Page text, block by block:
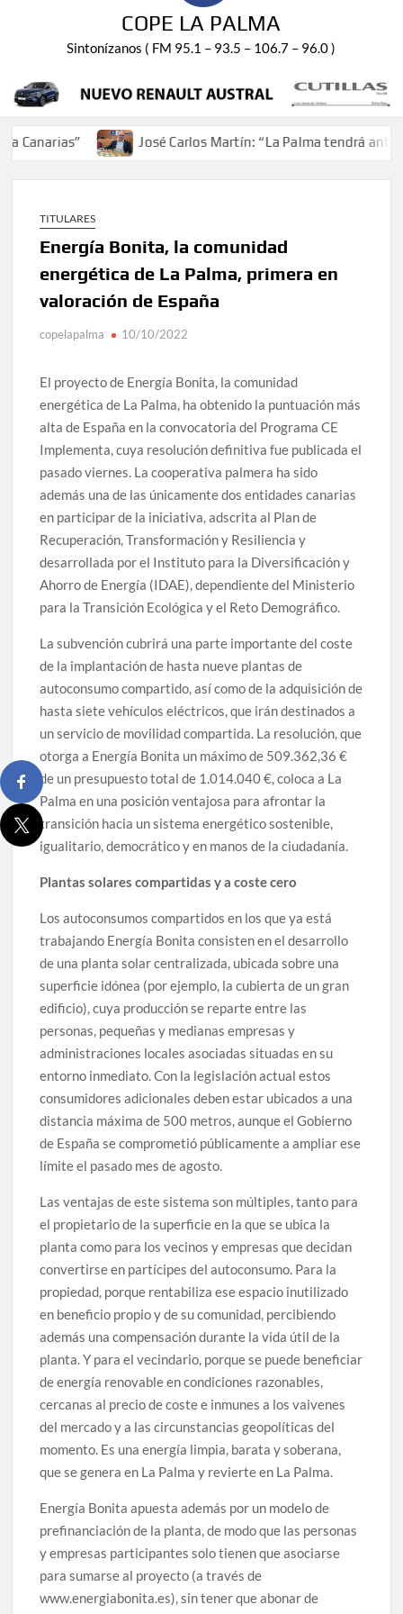
COPE LA PALMA
Sintonízanos ( FM 95.1 – 93.5 – 106.7 – 96.0 )
José Carlos Martín: “La Palma tendrá antes de
TITULARES
Energía Bonita, la comunidad
energética de La Palma, primera en
valoración de España
copelapalma 10/10/2022
El proyecto de Energía Bonita, la comunidad
energética de La Palma, ha obtenido la puntuación más
alta de España en la convocatoria del Programa CE
Implementa, cuya resolución definitiva fue publicada el
pasado viernes. La cooperativa palmera ha sido
además una de las únicamente dos entidades canarias
en participar de la iniciativa, adscrita al Plan de
Recuperación, Transformación y Resiliencia y
desarrollada por el Instituto para la Diversificación y
Ahorro de Energía (IDAE), dependiente del Ministerio
para la Transición Ecológica y el Reto Demográfico.
La subvención cubrirá una parte importante del coste
de la implantación de hasta nueve plantas de
autoconsumo compartido, así como de la adquisición de
hasta siete vehículos eléctricos, que irán destinados a
un servicio de movilidad compartida. La resolución, que
otorga a Energía Bonita un máximo de 509.362,36 €
de un presupuesto total de 1.014.040 €, coloca a La
Palma en una posición ventajosa para afrontar la
transición hacia un sistema energético sostenible,
igualitario, democrático y en manos de la ciudadanía.
Plantas solares compartidas y a coste cero
Los autoconsumos compartidos en los que ya está
trabajando Energía Bonita consisten en el desarrollo
de una planta solar centralizada, ubicada sobre una
superficie idónea (por ejemplo, la cubierta de un gran
edificio), cuya producción se reparte entre las
personas, pequeñas y medianas empresas y
administraciones locales asociadas situadas en su
entorno inmediato. Con la legislación actual estos
consumidores adicionales deben estar ubicados a una
distancia máxima de 500 metros, aunque el Gobierno
de España se comprometió públicamente a ampliar ese
límite el pasado mes de agosto.
Las ventajas de este sistema son múltiples, tanto para
el propietario de la superficie en la que se ubica la
planta como para los vecinos y empresas que decidan
convertirse en partícipes del autoconsumo. Para la
propiedad, porque rentabiliza ese espacio inutilizado
en beneficio propio y de su comunidad, percibiendo
además una compensación durante la vida útil de la
planta. Y para el vecindario, porque se puede beneficiar
de energía renovable en condiciones razonables,
cercanas al precio de coste e inmunes a los vaivenes
del mercado y a las circunstancias geopolíticas del
momento. Es una energía limpia, barata y soberana,
que se genera en La Palma y revierte en La Palma.
Energía Bonita apuesta además por un modelo de
prefinanciación de la planta, de modo que las personas
y empresas participantes solo tienen que asociarse
para sumarse al proyecto (a través de
www.energiabonita.es), sin tener que abonar de